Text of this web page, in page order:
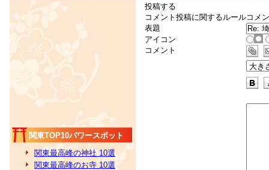
関東TOP10パワースポット
関東最高峰の神社 10選
関東最高峰のお寺 10選
投稿する
コメント投稿に関するルールコメ
表題
アイコン
コメント